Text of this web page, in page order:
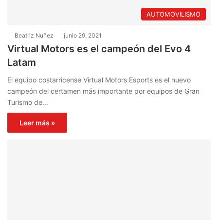
AUTOMOVILISMO
Beatriz Nuñez junio 29, 2021
Virtual Motors es el campeón del Evo 4
Latam
El equipo costarricense Virtual Motors Esports es el nuevo
campeón del certamen más importante por equipos de Gran
Turismo de…
Leer más »